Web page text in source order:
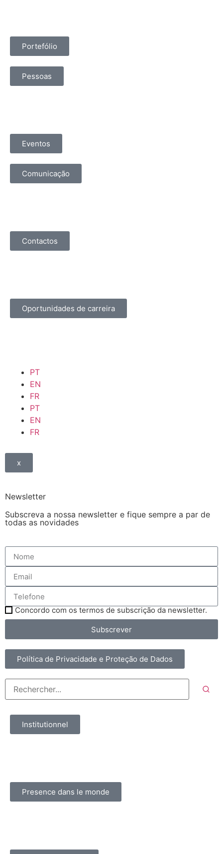
Portefólio
Pessoas
Eventos
Comunicação
Contactos
Oportunidades de carreira
PT
EN
FR
PT
EN
FR
x
Newsletter
Subscreva a nossa newsletter e fique sempre a par de
todas as novidades
Concordo com os termos de subscrição da newsletter.
Subscrever
Política de Privacidade e Proteção de Dados
Institutionnel
Presence dans le monde